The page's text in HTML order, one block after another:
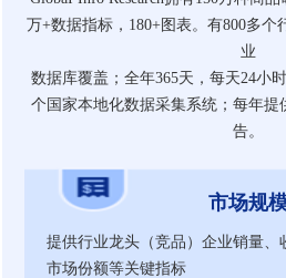
万+数据指标，180+图表。有800多个
业
数据库覆盖；全年365天，每天24小
个国家本地化数据采集系统；每年提
告。
市场规
提供行业龙头（竞品）企业销量、
市场份额等关键指标